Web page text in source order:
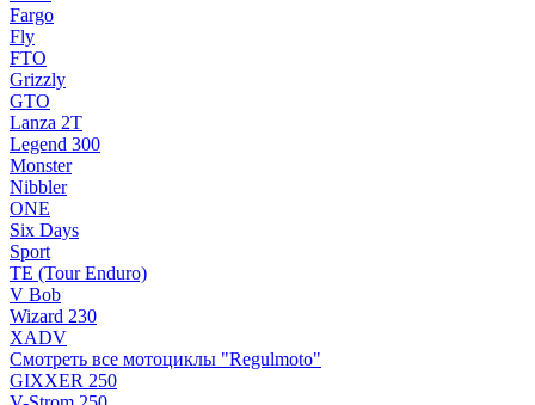
Fargo
Fly
FTO
Grizzly
GTO
Lanza 2T
Legend 300
Monster
Nibbler
ONE
Six Days
Sport
TE (Tour Enduro)
V Bob
Wizard 230
XADV
Смотреть все мотоциклы "Regulmoto"
GIXXER 250